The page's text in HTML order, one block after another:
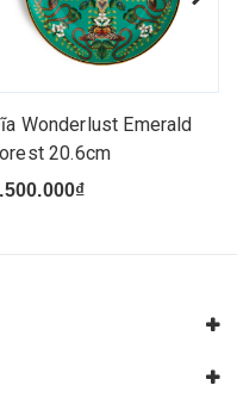
Wonderlust Emerald
20.6cm